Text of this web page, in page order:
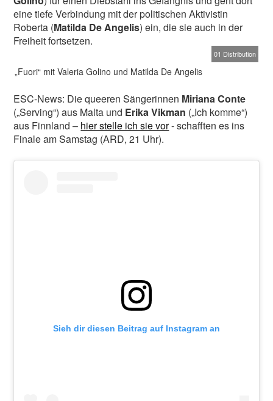
eine tiefe Verbindung mit der politischen Aktivistin
Roberta (Matilda De Angelis) ein, die sie auch in der
Freiheit fortsetzen.
01 Distribution
„Fuori“ mit Valeria Golino und Matilda De Angelis
ESC-News: Die queeren Sängerinnen Miriana Conte
(„Serving“) aus Malta und Erika Vikman („Ich komme“)
aus Finnland – hier stelle ich sie vor- schafften es ins
Finale am Samstag (ARD, 21 Uhr).
Sieh dir diesen Beitrag auf Instagram an